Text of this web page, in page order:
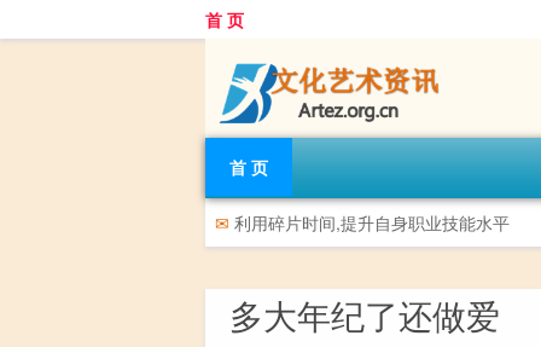
首 页
首 页
✉ 利用碎片时间,提升自身职业技能水平
多大年纪了还做爱